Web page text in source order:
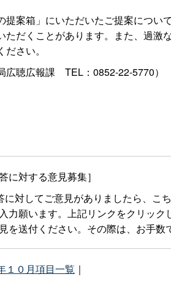
提案箱」にいただいたご提案につい
ただくことがあります。また、過激
さい。
広聴広報課 TEL：0852-22-5770）
に対する意見募集］
に対してご意見がありましたら、こ
力願います。上記リンクをクリッ
を送付ください。その際は、お手
１０月項目一覧 ｜